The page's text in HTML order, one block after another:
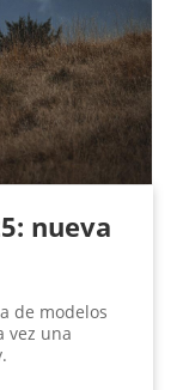
nueva
de modelos
vez una